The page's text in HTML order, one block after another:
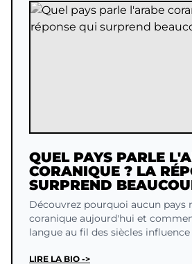
QUEL PAYS PARLE
CORANIQUE ? LA
SURPREND
Découvrez pourquoi aucun pays
coranique aujourd'hui et
langue au fil des siècles
LIRE LA BIO ->